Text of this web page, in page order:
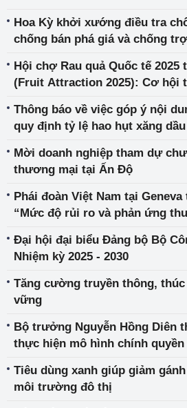
Hoa Kỳ khởi xướng điều tra
chống bán phá giá và chống
Hội chợ Rau quả Quốc tế 2025
(Fruit Attraction 2025): Cơ hội
Thông báo về việc góp ý nội
quy định tỷ lệ hao hụt xăng
Mời doanh nghiệp tham dự
thương mại tại Ấn Độ
Phái đoàn Việt Nam tại
“Mức độ rủi ro và phản ứng
Gallen tổ chức
Đại hội đại biểu Đảng bộ Bộ
Nhiệm kỳ 2025 - 2030
Tăng cường truyền thông,
vững
Bộ trưởng Nguyễn Hồng Diên
thực hiện mô hình chính
bền vững 1 triệu ha lúa
Tiêu dùng xanh giúp giảm
môi trường đô thị